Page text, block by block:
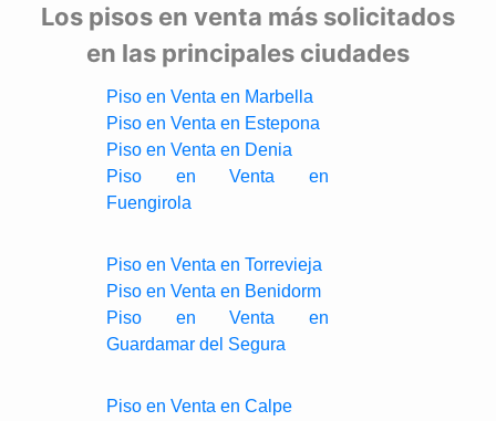
Los pisos en venta más solicitados
en las principales ciudades
Piso en Venta en Marbella
Piso en Venta en Estepona
Piso en Venta en Denia
Piso en Venta en
Fuengirola
Piso en Venta en Torrevieja
Piso en Venta en Benidorm
Piso en Venta en
Guardamar del Segura
Piso en Venta en Calpe